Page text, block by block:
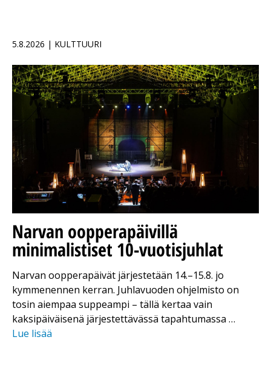
5.8.2026 | KULTTUURI
Narvan oopperapäivillä
minimalistiset 10-vuotisjuhlat
Narvan oopperapäivät järjestetään 14.–15.8. jo
kymmenennen kerran. Juhlavuoden ohjelmisto on
tosin aiempaa suppeampi – tällä kertaa vain
kaksipäiväisenä järjestettävässä tapahtumassa …
Lue lisää